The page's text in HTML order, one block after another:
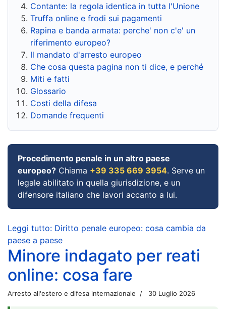
Contante: la regola identica in tutta l'Unione
Truffa online e frodi sui pagamenti
Rapina e banda armata: perche' non c'e' un
riferimento europeo?
Il mandato d'arresto europeo
Che cosa questa pagina non ti dice, e perché
Miti e fatti
Glossario
Costi della difesa
Domande frequenti
Procedimento penale in un altro paese
europeo? Chiama +39 335 669 3954. Serve un
legale abilitato in quella giurisdizione, e un
difensore italiano che lavori accanto a lui.
Leggi tutto: Diritto penale europeo: cosa cambia da
paese a paese
Minore indagato per reati
online: cosa fare
Arresto all'estero e difesa internazionale 30 Luglio 2026